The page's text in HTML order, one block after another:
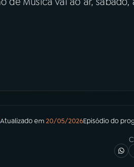
Atualizado em20/05/2026Episódiodo